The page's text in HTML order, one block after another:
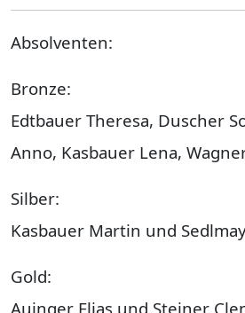
Absolventen:
Bronze:
Edtbauer Theresa, Duscher
Anno, Kasbauer Lena,
Silber:
Kasbauer Martin und
Gold:
Auinger Elias und Steiner